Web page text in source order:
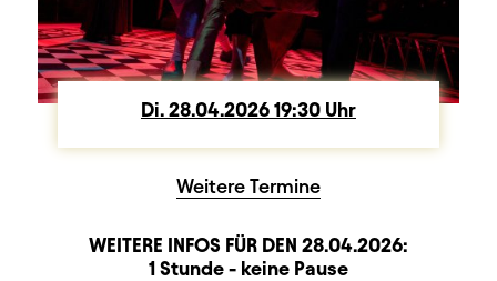
Di. Dienstag
28.04.2026 19:30Uhr
Weitere Termine
WEITERE INFOS FÜR DEN 28.04.2026:
Information
Dauer und Pausen1 Stunde - keine Pause